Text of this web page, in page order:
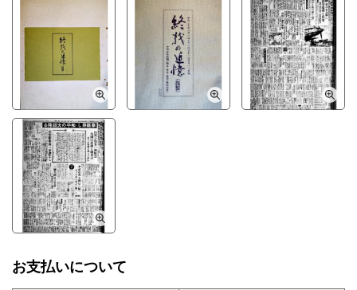
お支払いについて